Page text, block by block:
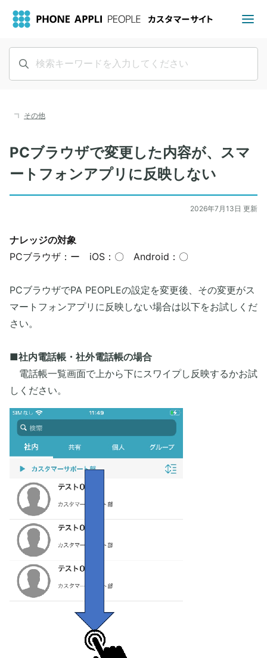
その他
PCブラウザで変更した内容が、スマ
ートフォンアプリに反映しない
2026年7月13日 更新
ナレッジの対象
PCブラウザ：ー iOS：〇 Android：〇
PCブラウザでPA PEOPLEの設定を変更後、その変更がス
マートフォンアプリに反映しない場合は以下をお試しくだ
さい。
■社内電話帳・社外電話帳の場合
電話帳一覧画面で上から下にスワイプし反映するかお試
しください。